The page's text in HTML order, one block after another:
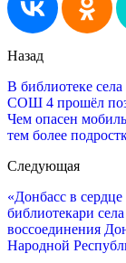
Назад
В библиотеке
СОШ 4 прошёл
Чем опасен
тем более
Следующая
«Донбасс в
библиотекари
воссоединения
Народной